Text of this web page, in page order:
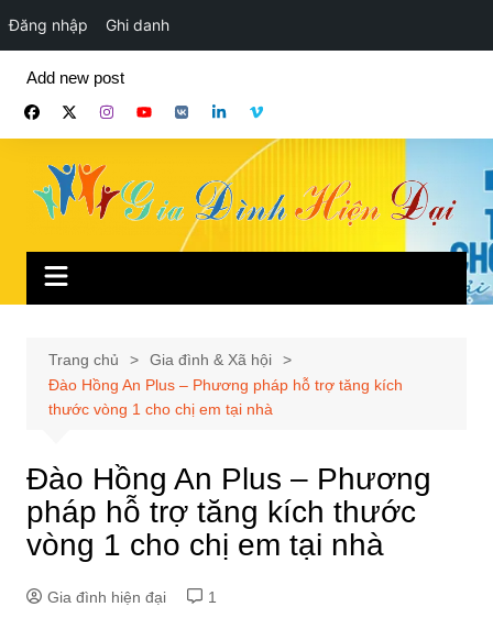
Đăng nhập Ghi danh
phần
Add new post
Trang chủ
Gia đình & Xã hội
Đào Hồng An Plus – Phương pháp hỗ trợ tăng kích
thước vòng 1 cho chị em tại nhà
Đào Hồng An Plus – Phương
pháp hỗ trợ tăng kích thước
vòng 1 cho chị em tại nhà
Gia đình hiện đại 1